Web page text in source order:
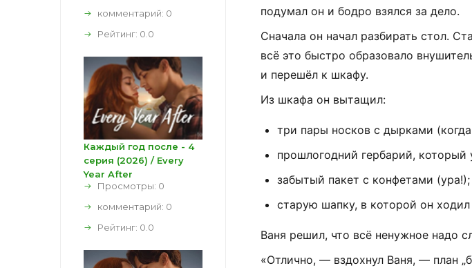
подумал он и бодро взялся за дело.
Сначала он начал разбирать стол.
всё это быстро образовало
и перешёл к шкафу.
Из шкафа он вытащил:
три пары носков с дырками (когда
прошлогодний гербарий, который
забытый пакет с конфетами (ура!);
старую шапку, в которой он ходил
Ваня решил, что всё ненужное надо
«Отлично, — вздохнул Ваня, — план
комментарий: 0
Рейтинг: 0.0
Каждый год после - 4
серия (2026) / Every
Year After
Просмотры: 0
комментарий: 0
Рейтинг: 0.0